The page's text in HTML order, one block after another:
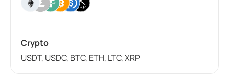
Crypto
USDT, USDC, BTC, ETH, LTC, XRP